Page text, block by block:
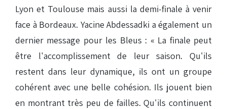
Lyon et Toulouse mais aussi la demi-finale à venir
face à Bordeaux. Yacine Abdessadki a également un
dernier message pour les Bleus : « La finale peut
être l'accomplissement de leur saison. Qu'ils
restent dans leur dynamique, ils ont un groupe
cohérent avec une belle cohésion. Ils jouent bien
en montrant très peu de failles. Qu'ils continuent